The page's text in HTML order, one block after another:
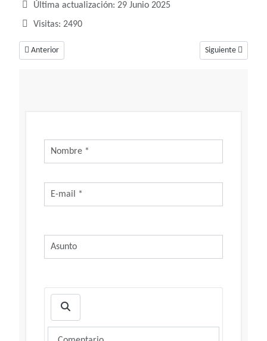
Última actualización: 29 Junio 2025
Visitas: 2490
Artículo anterior: ¿Cómo quitar la acidez a la naranja?
Anterior Artículo siguiente:
Siguiente